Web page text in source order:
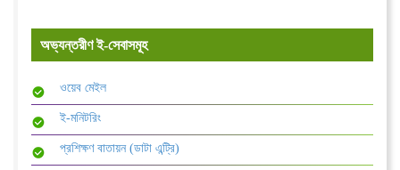
অভ্যন্তরীণ ই-সেবাসমূহ
ওয়েব মেইল
ই-মনিটরিং
প্রশিক্ষণ বাতায়ন (ডাটা এন্ট্রি)